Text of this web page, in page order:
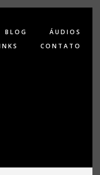
BLOG
ÁUDIOS
CONTATO